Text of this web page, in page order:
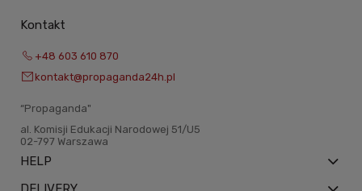
Kontakt
+48 603 610 870
kontakt@propaganda24h.pl
“Propaganda"
al. Komisji Edukacji Narodowej 51/U5
02-797 Warszawa
HELP